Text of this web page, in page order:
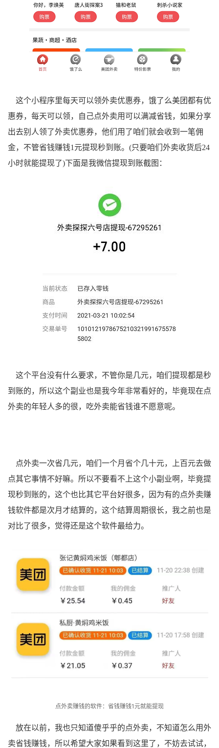
这个小程序里每天可以领外卖优惠券，饿了么美团都有优
惠券，每天可以领，自己点外卖用可以满减省钱，如果分享
出去别人领了外卖优惠券，他们用了咱们就会收到一笔佣
金，不管省钱赚钱1元提现秒到账。(只要咱们外卖收货后24
小时就能提现了)下面是我微信提现到账截图：
这个平台没有什么要求，不管你是几元，咱们提现都是秒
到账的，所以这个副业也是我今年非常看好的，毕竟现在点
外卖的年轻人多的很，吃外卖能省钱谁不愿意呢。
点外卖一次省几元，咱们一个月省个几十元，上百元去做
点其它事情不好嘛。所以不要看不上这个小副业啊，毕竟提
现秒到账的，这个也比其它平台好很多，因为有的点外卖赚
钱软件都是次月才结算的，这个结算周期很长，我之前也是
对比了很多，觉得还是这个软件最给力。
点外卖赚钱的软件：省钱赚钱1元就能提现
放在以前，我也只知道傻乎乎的点外卖，不知道怎么用外
卖省钱赚钱，所以希望大家如果看到这里了，不妨去试试，